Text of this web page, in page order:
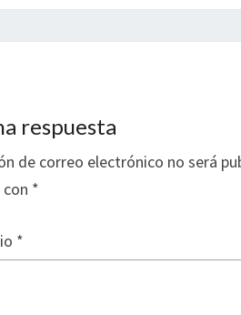
respuesta
de correo electrónico no será
*
*